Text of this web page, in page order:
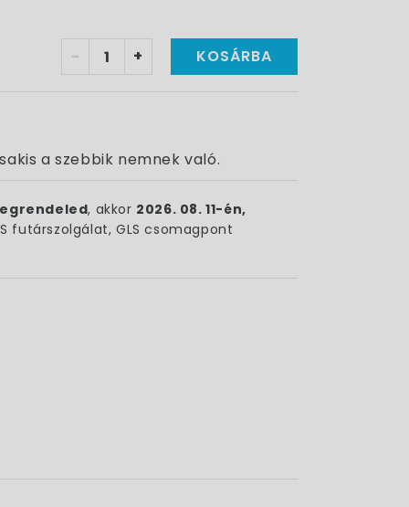
- + KOSÁRBA
a szebbik nemnek való.
, akkor 2026. 08. 11-én,
futárszolgálat, GLS csomagpont